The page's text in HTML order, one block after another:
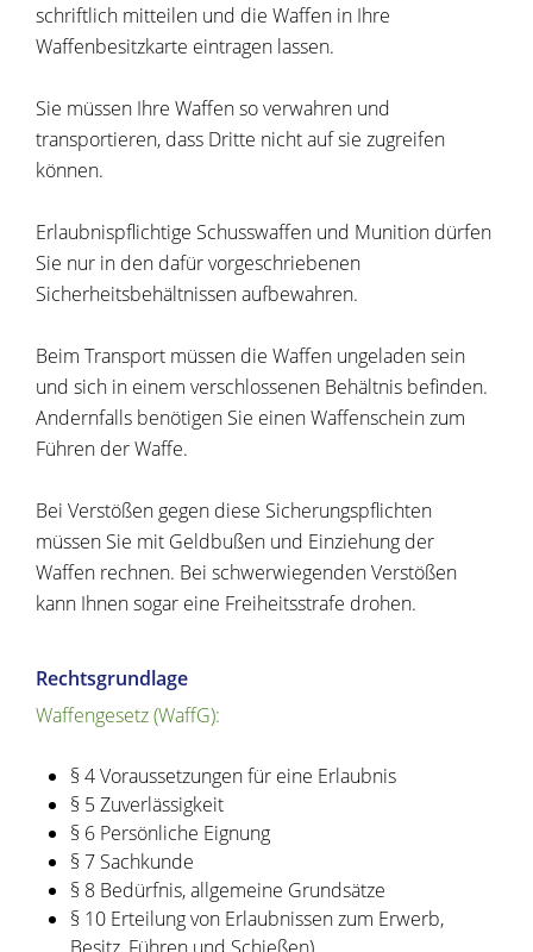
schriftlich mitteilen und die Waffen in Ihre
Waffenbesitzkarte eintragen lassen.
Sie müssen Ihre Waffen so verwahren und
transportieren, dass Dritte nicht auf sie zugreifen
können.
Erlaubnispflichtige Schusswaffen und Munition dürfen
Sie nur in den dafür vorgeschriebenen
Sicherheitsbehältnissen aufbewahren.
Beim Transport müssen die Waffen ungeladen sein
und sich in einem verschlossenen Behältnis befinden.
Andernfalls benötigen Sie einen Waffenschein zum
Führen der Waffe.
Bei Verstößen gegen diese Sicherungspflichten
müssen Sie mit Geldbußen und Einziehung der
Waffen rechnen. Bei schwerwiegenden Verstößen
kann Ihnen sogar eine Freiheitsstrafe drohen.
Rechtsgrundlage
Waffengesetz (WaffG):
§ 4 Voraussetzungen für eine Erlaubnis
§ 5 Zuverlässigkeit
§ 6 Persönliche Eignung
§ 7 Sachkunde
§ 8 Bedürfnis, allgemeine Grundsätze
§ 10 Erteilung von Erlaubnissen zum Erwerb,